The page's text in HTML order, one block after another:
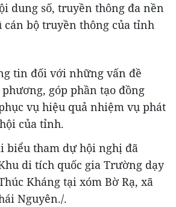
dung số, truyền thông đa nền
cán bộ truyền thông của tỉnh
tin đối với những vấn đề
góp phần tạo đồng
vụ hiệu quả nhiệm vụ phát
của tỉnh.
biểu tham dự hội nghị đã
di tích quốc gia Trường dạy
Kháng tại xóm Bờ Rạ, xã
Nguyên./.